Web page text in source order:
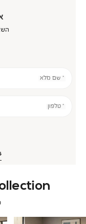
* שם מלא
* טלפון